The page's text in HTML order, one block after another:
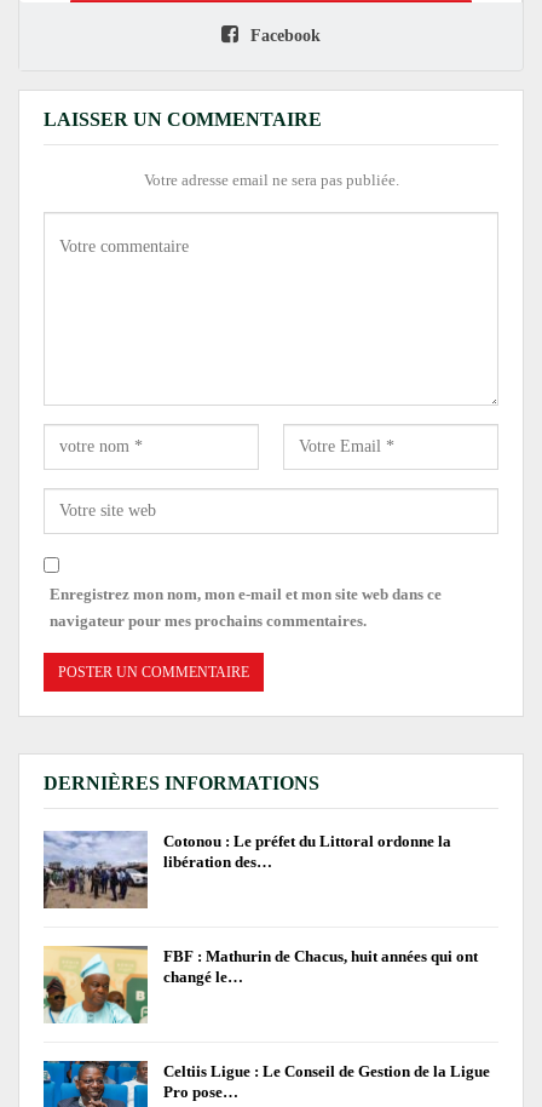
Facebook
LAISSER UN COMMENTAIRE
Votre adresse email ne sera pas publiée.
Enregistrez mon nom, mon e-mail et mon site web dans ce
navigateur pour mes prochains commentaires.
DERNIÈRES INFORMATIONS
Cotonou : Le préfet du Littoral ordonne la
libération des…
FBF : Mathurin de Chacus, huit années qui ont
changé le…
Celtiis Ligue : Le Conseil de Gestion de la Ligue
Pro pose…